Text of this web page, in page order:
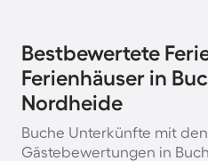
Bestbewertete
Ferienhäuser in
Nordheide
Buche Unterkünfte mit
Gästebewertungen in